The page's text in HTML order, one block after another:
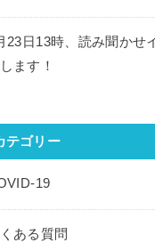
23日13時、読み聞かせ
ます！
テゴリー
19
ある質問